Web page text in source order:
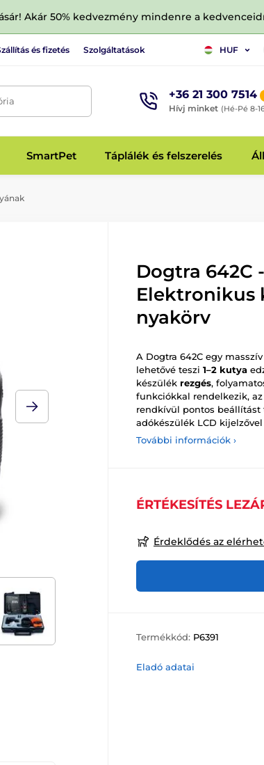
Akár 50% kedvezmény mindenre a
és fizetés Szolgáltatások HUF
+36 21 300 7514
Hívj minket (Hé-Pé 8-
SmartPet Táplálék és felszerelés
Dogtra 642C
Elektronikus
nyakörv
A Dogtra 642C egy
lehetővé teszi 1–2 kutya
készülék rezgés,
funkciókkal rendelkezik,
rendkívül pontos beállítást
adókészülék LCD
További információk ›
ÉRTÉKESÍTÉS
Érdeklődés az
Termékkód: P6391
Eladó adatai